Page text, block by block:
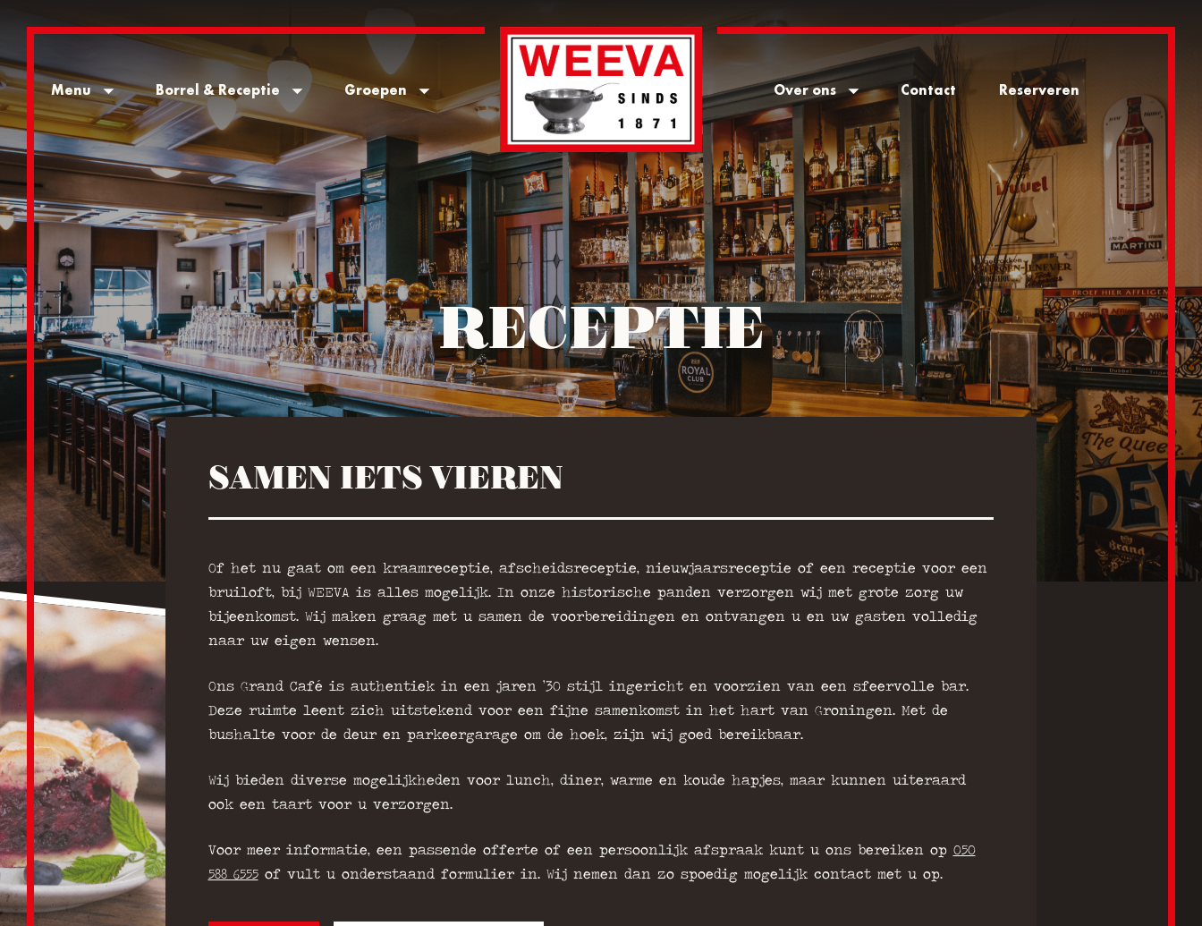
Menu Borrel & Receptie Groepen Over ons Contact Reserveren
RECEPTIE
SAMEN IETS VIEREN
Of het nu gaat om een kraamreceptie, afscheidsreceptie, nieuwjaarsreceptie of een receptie voor een
bruiloft, bij WEEVA is alles mogelijk. In onze historische panden verzorgen wij met grote zorg uw
bijeenkomst. Wij maken graag met u samen de voorbereidingen en ontvangen u en uw gasten volledig
naar uw eigen wensen.
Ons Grand Café is authentiek in een jaren ’30 stijl ingericht en voorzien van een sfeervolle bar.
Deze ruimte leent zich uitstekend voor een fijne samenkomst in het hart van Groningen. Met de
bushalte voor de deur en parkeergarage om de hoek, zijn wij goed bereikbaar.
Wij bieden diverse mogelijkheden voor lunch, diner, warme en koude hapjes, maar kunnen uiteraard
ook een taart voor u verzorgen.
Voor meer informatie, een passende offerte of een persoonlijk afspraak kunt u ons bereiken op 050
588 6555of vult u onderstaand formulier in. Wij nemen dan zo spoedig mogelijk contact met u op.